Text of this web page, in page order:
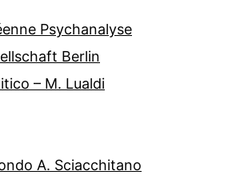
Psychanalyse
Berlin
– M. Lualdi
A. Sciacchitano